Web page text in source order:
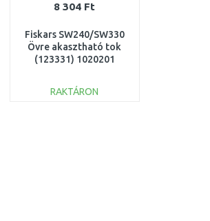
8 304 Ft
Fiskars SW240/SW330
Övre akasztható tok
(123331) 1020201
RAKTÁRON